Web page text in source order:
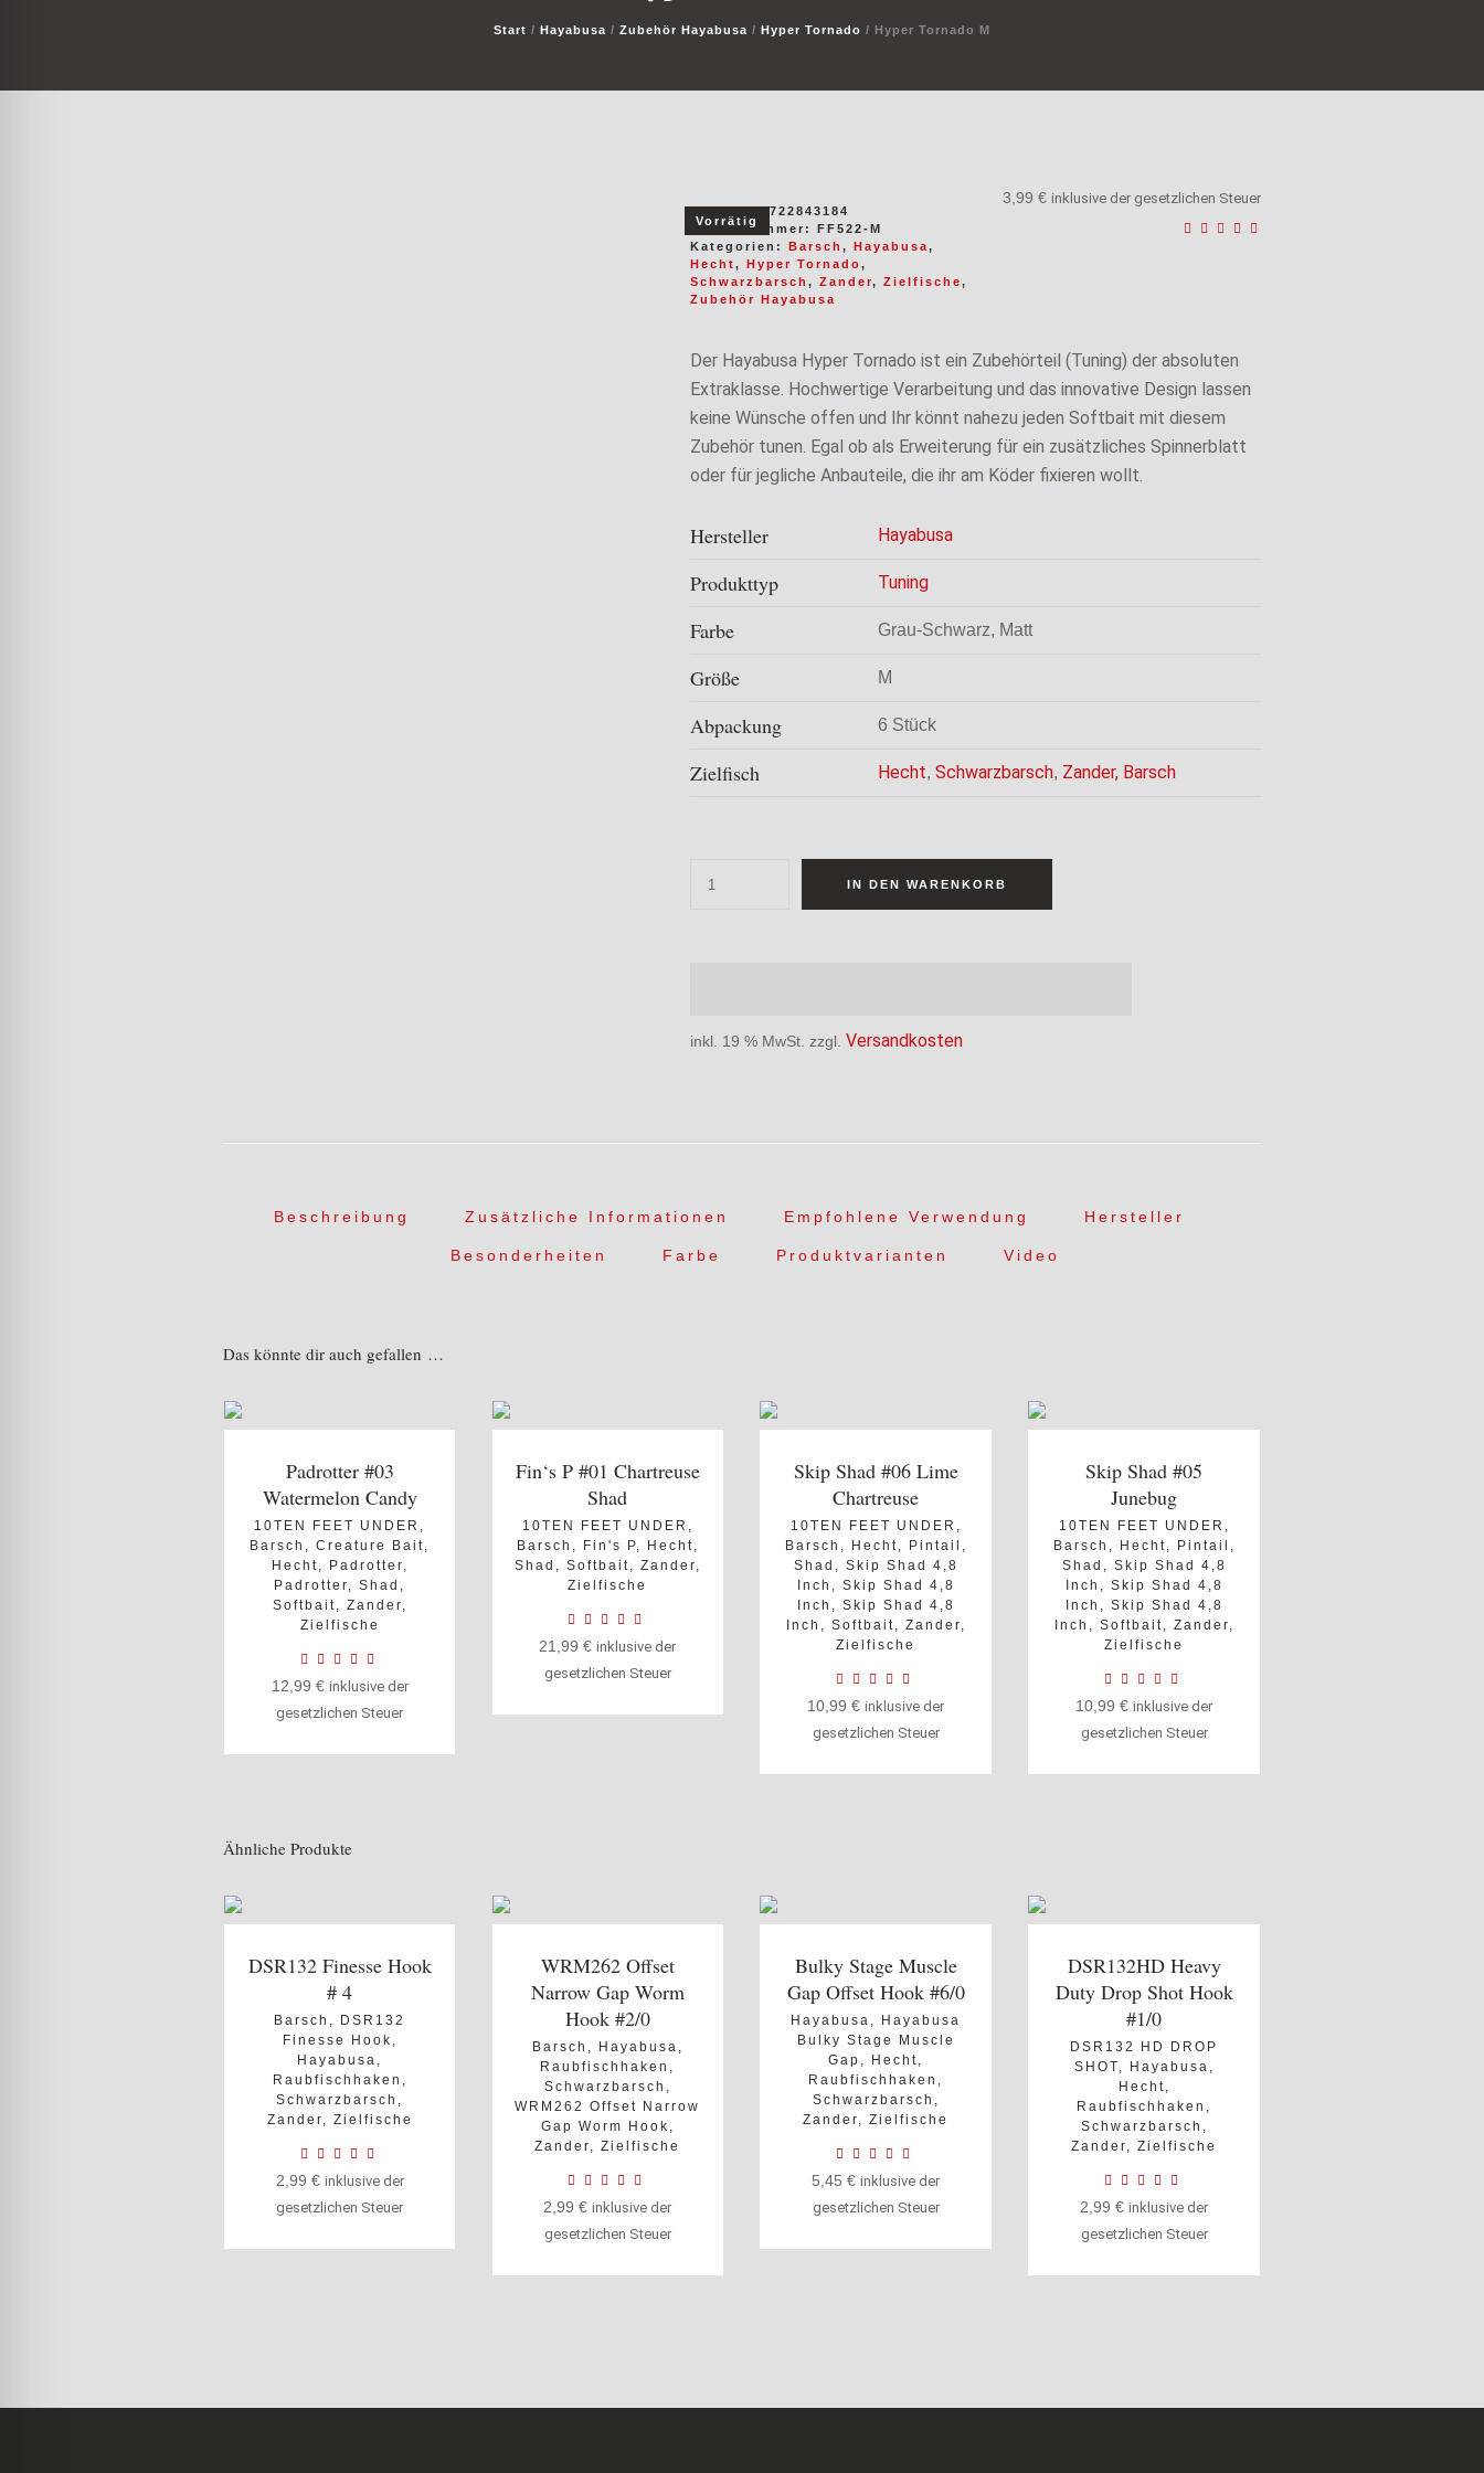
Start / Hayabusa / Zubehör Hayabusa / Hyper Tornado / Hyper Tornado M
3,99 € inklusive der gesetzlichen Steuer
EAN:4993722843184
Artikelnummer: FF522-M
Kategorien: Barsch , Hayabusa,
Hecht, Hyper Tornado,
Schwarzbarsch , Zander, Zielfische,
Zubehör Hayabusa
Der Hayabusa Hyper Tornado ist ein Zubehörteil (Tuning) der absoluten
Extraklasse. Hochwertige Verarbeitung und das innovative Design lassen
keine Wünsche offen und Ihr könnt nahezu jeden Softbait mit diesem
Zubehör tunen. Egal ob als Erweiterung für ein zusätzliches Spinnerblatt
oder für jegliche Anbauteile, die ihr am Köder fixieren wollt.
Hersteller Hayabusa
Produkttyp Tuning
Farbe Grau-Schwarz, Matt
Größe M
Abpackung 6 Stück
Zielfisch Hecht, Schwarzbarsch, Zander, Barsch
Vorrätig
IN DEN WARENKORB
inkl. 19 % MwSt. zzgl. Versandkosten
Beschreibung Zusätzliche Informationen Empfohlene Verwendung Hersteller
Besonderheiten Farbe Produktvarianten Video
Das könnte dir auch gefallen …
Padrotter #03
Watermelon Candy
10TEN FEET UNDER
Barsch
,Creature Bait
Hecht
Padrotter
Padrotter ,Shad
Softbait
Zander
Zielfische
12,99 € inklusive der
gesetzlichen Steuer
Fin‘s P #01 Chartreuse
Shad
10TEN FEET UNDER
Barsch
Fin's P, Hecht
Shad
Softbait Zander
Zielfische
21,99 € inklusive der
gesetzlichen Steuer
Skip Shad #06 Lime
Chartreuse
10TEN FEET UNDER
Barsch
Hecht Pintail
Shad
Skip Shad 4,8
Inch
Skip Shad 4,8
Inch
Skip Shad 4,8
Inch
Softbait Zander
Zielfische
10,99 € inklusive der
gesetzlichen Steuer
Skip Shad #05
Junebug
10TEN FEET UNDER
Barsch
Hecht Pintail
Shad
Skip Shad 4,8
Inch
Skip Shad 4,8
Inch
Skip Shad 4,8
Inch
Softbait Zander
Zielfische
10,99 € inklusive der
gesetzlichen Steuer
Ähnliche Produkte
DSR132 Finesse Hook
# 4
Barsch
DSR132
Finesse Hook
Hayabusa
Raubfischhaken
Schwarzbarsch
Zander
Zielfische
2,99 € inklusive der
gesetzlichen Steuer
WRM262 Offset
Narrow Gap Worm
Hook #2/0
Barsch Hayabusa
Raubfischhaken
Schwarzbarsch
WRM262 Offset Narrow
Gap Worm Hook
Zander
,Zielfische
2,99 € inklusive der
gesetzlichen Steuer
Bulky Stage Muscle
Gap Offset Hook #6/0
Hayabusa
Hayabusa
Bulky Stage Muscle
Gap
Hecht
Raubfischhaken
Schwarzbarsch
Zander
,Zielfische
5,45 € inklusive der
gesetzlichen Steuer
DSR132HD Heavy
Duty Drop Shot Hook
#1/0
DSR132 HD DROP
SHOT
Hayabusa
Hecht
Raubfischhaken
Schwarzbarsch
Zander
,Zielfische
2,99 € inklusive der
gesetzlichen Steuer